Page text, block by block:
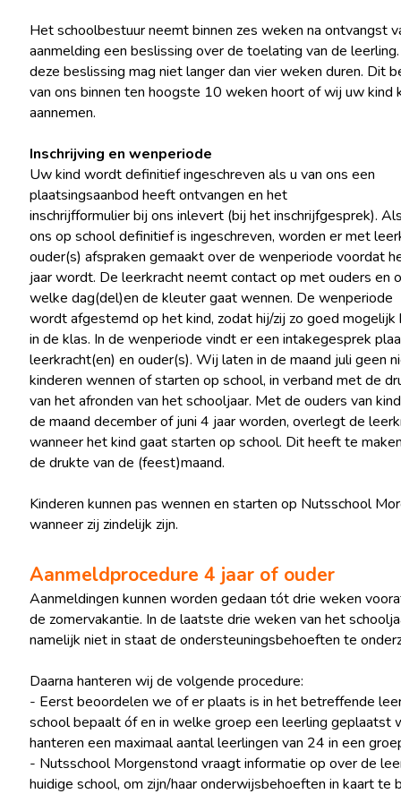
Het schoolbestuur neemt binnen zes weken na ontvangst
aanmelding een beslissing over de toelating van de
deze beslissing mag niet langer dan vier weken duren. Dit
van ons binnen ten hoogste 10 weken hoort of wij uw kind
aannemen.
Inschrijving en wenperiode
Uw kind wordt definitief ingeschreven als u van ons een
plaatsingsaanbod heeft ontvangen en het
inschrijfformulier bij ons inlevert (bij het inschrijfgesprek).
ons op school definitief is ingeschreven, worden er met
ouder(s) afspraken gemaakt over de wenperiode voordat
jaar wordt. De leerkracht neemt contact op met ouders en
welke dag(del)en de kleuter gaat wennen. De wenperiode
wordt afgestemd op het kind, zodat hij/zij zo goed mogelijk
in de klas. In de wenperiode vindt er een intakegesprek
leerkracht(en) en ouder(s). Wij laten in de maand juli geen
kinderen wennen of starten op school, in verband met de
van het afronden van het schooljaar. Met de ouders van
de maand december of juni 4 jaar worden, overlegt de
wanneer het kind gaat starten op school. Dit heeft te
de drukte van de (feest)maand.
Kinderen kunnen pas wennen en starten op Nutsschool
wanneer zij zindelijk zijn.
Aanmeldprocedure 4 jaar of ouder
Aanmeldingen kunnen worden gedaan tót drie weken
de zomervakantie. In de laatste drie weken van het
namelijk niet in staat de ondersteuningsbehoeften te
Daarna hanteren wij de volgende procedure:
- Eerst beoordelen we of er plaats is in het betreffende
school bepaalt óf en in welke groep een leerling geplaatst
hanteren een maximaal aantal leerlingen van 24 in een
- Nutsschool Morgenstond vraagt informatie op over de
huidige school, om zijn/haar onderwijsbehoeften in kaart te